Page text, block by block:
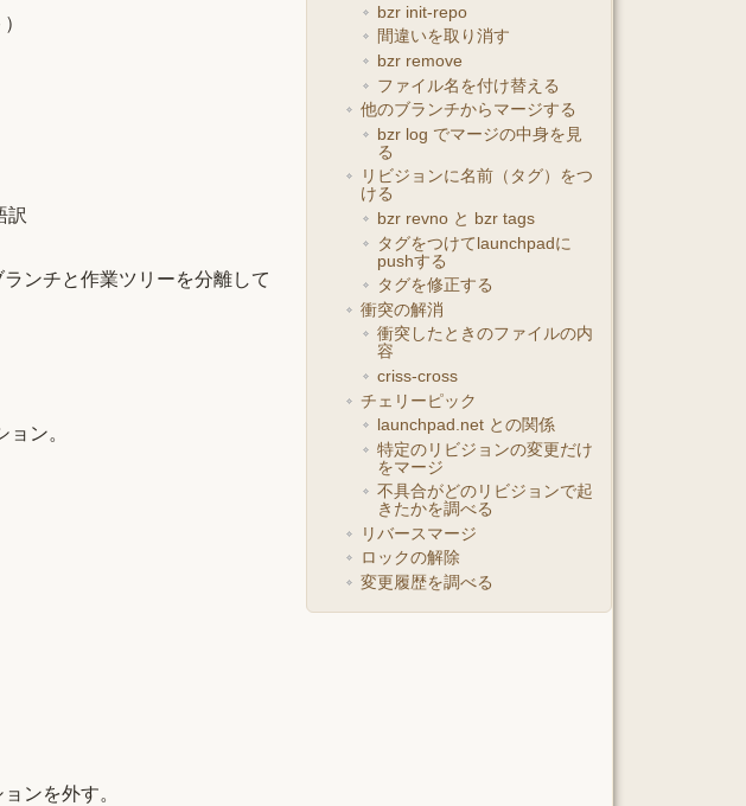
bzr init-repo
間違いを取り消す
bzr remove
ファイル名を付け替える
他のブランチからマージする
bzr log でマージの中身を見
る
リビジョンに名前（タグ）をつ
ける
bzr revno と bzr tags
タグをつけてlaunchpadに
pushする
タグを修正する
衝突の解消
衝突したときのファイルの内
容
criss-cross
チェリーピック
launchpad.net との関係
特定のリビジョンの変更だけ
をマージ
不具合がどのリビジョンで起
きたかを調べる
リバースマージ
ロックの解除
変更履歴を調べる
訳
ンチと作業ツリーを分離して
ン。
ンを外す。